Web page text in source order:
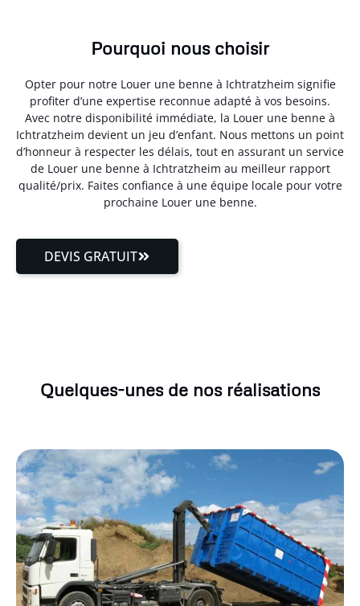
Pourquoi nous choisir
Opter pour notre Louer une benne à Ichtratzheim signifie
profiter d’une expertise reconnue adapté à vos besoins.
Avec notre disponibilité immédiate, la Louer une benne à
Ichtratzheim devient un jeu d’enfant. Nous mettons un point
d’honneur à respecter les délais, tout en assurant un service
de Louer une benne à Ichtratzheim au meilleur rapport
qualité/prix. Faites confiance à une équipe locale pour votre
prochaine Louer une benne.
DEVIS GRATUIT
Quelques-unes de nos réalisations